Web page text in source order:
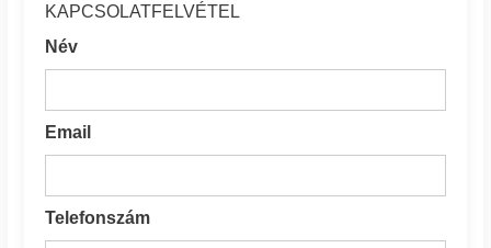
KAPCSOLATFELVÉTEL
Név
Email
Telefonszám